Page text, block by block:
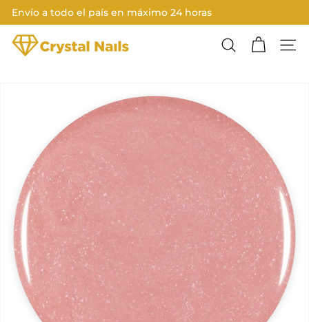
directamente
contenido
Diapositivas
Envío a todo el país en máximo 24 horas
C
A
I
L
S
Buscar